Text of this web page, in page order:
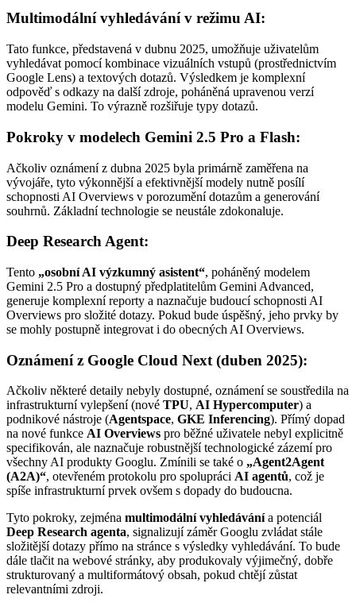
Multimodální vyhledávání v režimu AI:
Tato funkce, představená v dubnu 2025, umožňuje uživatelům
vyhledávat pomocí kombinace vizuálních vstupů (prostřednictvím
Google Lens) a textových dotazů. Výsledkem je komplexní
odpověď s odkazy na další zdroje, poháněná upravenou verzí
modelu Gemini. To výrazně rozšiřuje typy dotazů.
Pokroky v modelech Gemini 2.5 Pro a Flash:
Ačkoliv oznámení z dubna 2025 byla primárně zaměřena na
vývojáře, tyto výkonnější a efektivnější modely nutně posílí
schopnosti AI Overviews v porozumění dotazům a generování
souhrnů. Základní technologie se neustále zdokonaluje.
Deep Research Agent:
Tento „osobní AI výzkumný asistent“, poháněný modelem
Gemini 2.5 Pro a dostupný předplatitelům Gemini Advanced,
generuje komplexní reporty a naznačuje budoucí schopnosti AI
Overviews pro složité dotazy. Pokud bude úspěšný, jeho prvky by
se mohly postupně integrovat i do obecných AI Overviews.
Oznámení z Google Cloud Next (duben 2025):
Ačkoliv některé detaily nebyly dostupné, oznámení se soustředila na
infrastrukturní vylepšení (nové TPU, AI Hypercomputer) a
podnikové nástroje (Agentspace, GKE Inferencing). Přímý dopad
na nové funkce AI Overviews pro běžné uživatele nebyl explicitně
specifikován, ale naznačuje robustnější technologické zázemí pro
všechny AI produkty Googlu. Zmínili se také o „Agent2Agent
(A2A)“, otevřeném protokolu pro spolupráci AI agentů, což je
spíše infrastrukturní prvek ovšem s dopady do budoucna.
Tyto pokroky, zejména multimodální vyhledávánía potenciál
Deep Research agenta, signalizují záměr Googlu zvládat stále
složitější dotazy přímo na stránce s výsledky vyhledávání. To bude
dále tlačit na webové stránky, aby produkovaly výjimečný, dobře
strukturovaný a multiformátový obsah, pokud chtějí zůstat
relevantními zdroji.